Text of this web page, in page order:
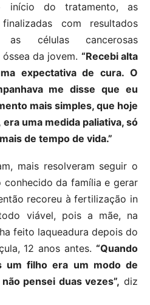
início do tratamento, as
com resultados
as células cancerosas
da jovem. “Recebi alta
expectativa de cura. O
me disse que eu
mais simples, que hoje
uma medida paliativa, só
de tempo de vida.”
mais resolveram seguir o
conhecido da família e gerar
recoreu à fertilização in
viável, pois a mãe, na
feito laqueadura depois do
12 anos antes. “Quando
um filho era um modo de
pensei duas vezes”, diz